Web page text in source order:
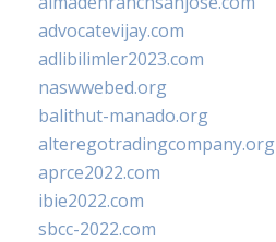
advocatevijay.com
adlibilimler2023.com
naswwebed.org
balithut-manado.org
alteregotradingcompany.org
aprce2022.com
ibie2022.com
sbcc-2022.com